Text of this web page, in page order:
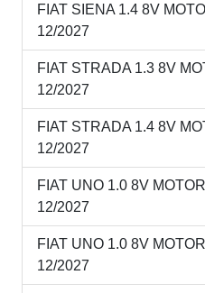
FIAT SIENA 1.4 8V
12/2027
FIAT STRADA 1.3 8V
12/2027
FIAT STRADA 1.4 8V
12/2027
FIAT UNO 1.0 8V
12/2027
FIAT UNO 1.0 8V
12/2027